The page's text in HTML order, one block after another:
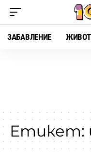
ЗАБАВЛЕНИЕ
Етикет: